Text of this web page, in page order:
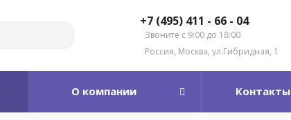
+7 (495) 411 - 66 - 04
Звоните с 9:00 до 18:00
Россия, Москва, ул.Гибридная, 1
О компании Контакты